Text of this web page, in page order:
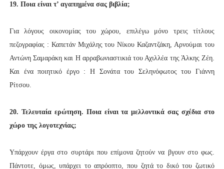
19. Ποια είναι τ’ αγαπημένα σας βιβλία;
Για λόγους οικονομίας του χώρου, επιλέγω μόνο τρεις τίτλους
πεζογραφίας : Καπετάν Μιχάλης του Νίκου Καζαντζάκη, Αρνούμαι του
Αντώνη Σαμαράκη και Η αρραβωνιαστικιά του Αχιλλέα της Άλκης Ζέη.
Και ένα ποιητικό έργο : Η Σονάτα του Σεληνόφωτος του Γιάννη
Ρίτσου.
20. Τελευταία ερώτηση. Ποια είναι τα μελλοντικά σας σχέδια στο
χώρο της λογοτεχνίας;
Υπάρχουν έργα στο συρτάρι που επίμονα ζητούν να βγουν στο φως.
Πάντοτε, όμως, υπάρχει το απρόοπτο, που ζητά το δικό του ζωτικό